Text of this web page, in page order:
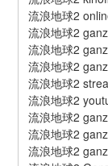
流浪地球2
流浪地球2
流浪地球2
流浪地球2
流浪地球2
流浪地球2
流浪地球2
流浪地球2
流浪地球2